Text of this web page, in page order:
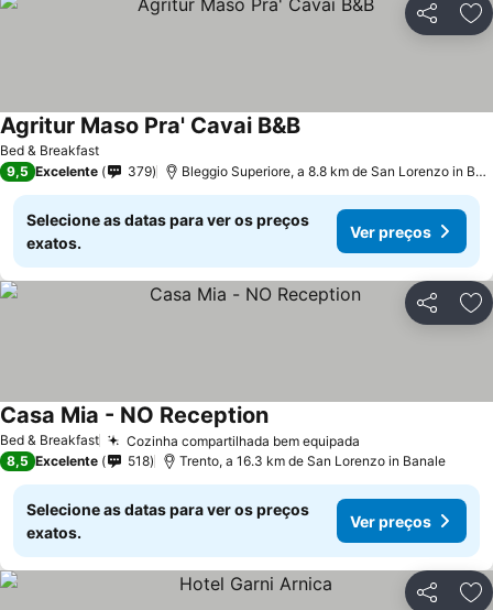
Partilhar
Bed & Breakfast
Agritur Maso Pra' Cavai B&BVer preços
9,5 Excelente 379 Bleggio Superiore, a 8.8 km de San Lorenzo in
Selecione as datas para ver os preços
exatos.
Ver preços
Partilhar
Bed & Breakfast Cozinha compartilhada bem equipada
Casa Mia - NO ReceptionVer preços
8,5 Excelente 518 Trento, a 16.3 km de San Lorenzo in Banale
Selecione as datas para ver os preços
exatos.
Ver preços
Partilhar